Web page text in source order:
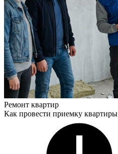
Ремонт квартир
Как провести приемку